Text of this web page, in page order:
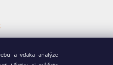
a vďaka analýze